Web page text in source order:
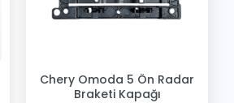
Chery Omoda 5 Ön Radar
Braketi Kapağı